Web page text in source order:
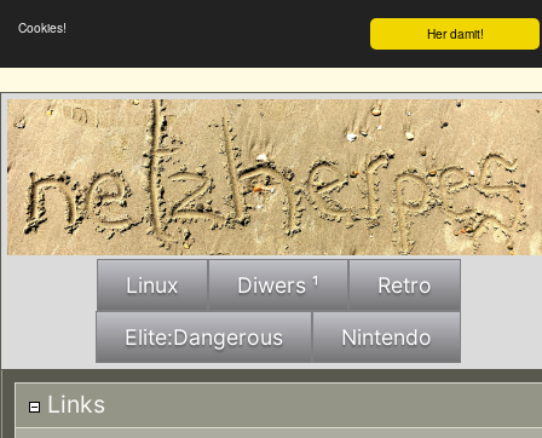
Her damit!
Cookies!
Linux Diwers ¹ Retro
Elite:Dangerous Nintendo
Links